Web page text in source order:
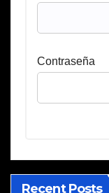
Contraseña
Recent Posts